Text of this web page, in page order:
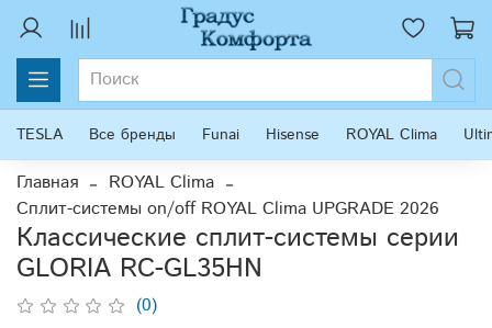
TESLA Все бренды Funai Hisense ROYAL Clima
Главная
ROYAL Clima
Сплит-системы on/off ROYAL Clima UPGRADE 2026
Классические сплит-системы серии
GLORIA RC-GL35HN
(0)